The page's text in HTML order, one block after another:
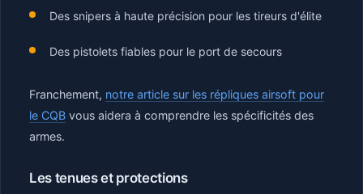
Des snipers à haute précision pour les tireurs d'élite
Des pistolets fiables pour le port de secours
Franchement, notre article sur les répliques airsoft pour
le CQB vous aidera à comprendre les spécificités des
armes.
Les tenues et protections